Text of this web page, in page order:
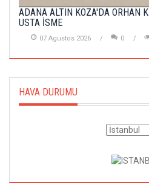
ADANA ALTIN KOZA'DA ORHAN
USTA İSME
07 Agustos 2026 0
HAVA DURUMU